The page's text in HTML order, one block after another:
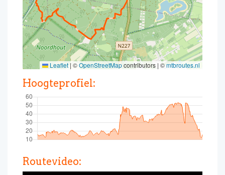
Leaflet | ©OpenStreetMapcontributors | ©mtbroutes.nl
Hoogteprofiel:
Routevideo: